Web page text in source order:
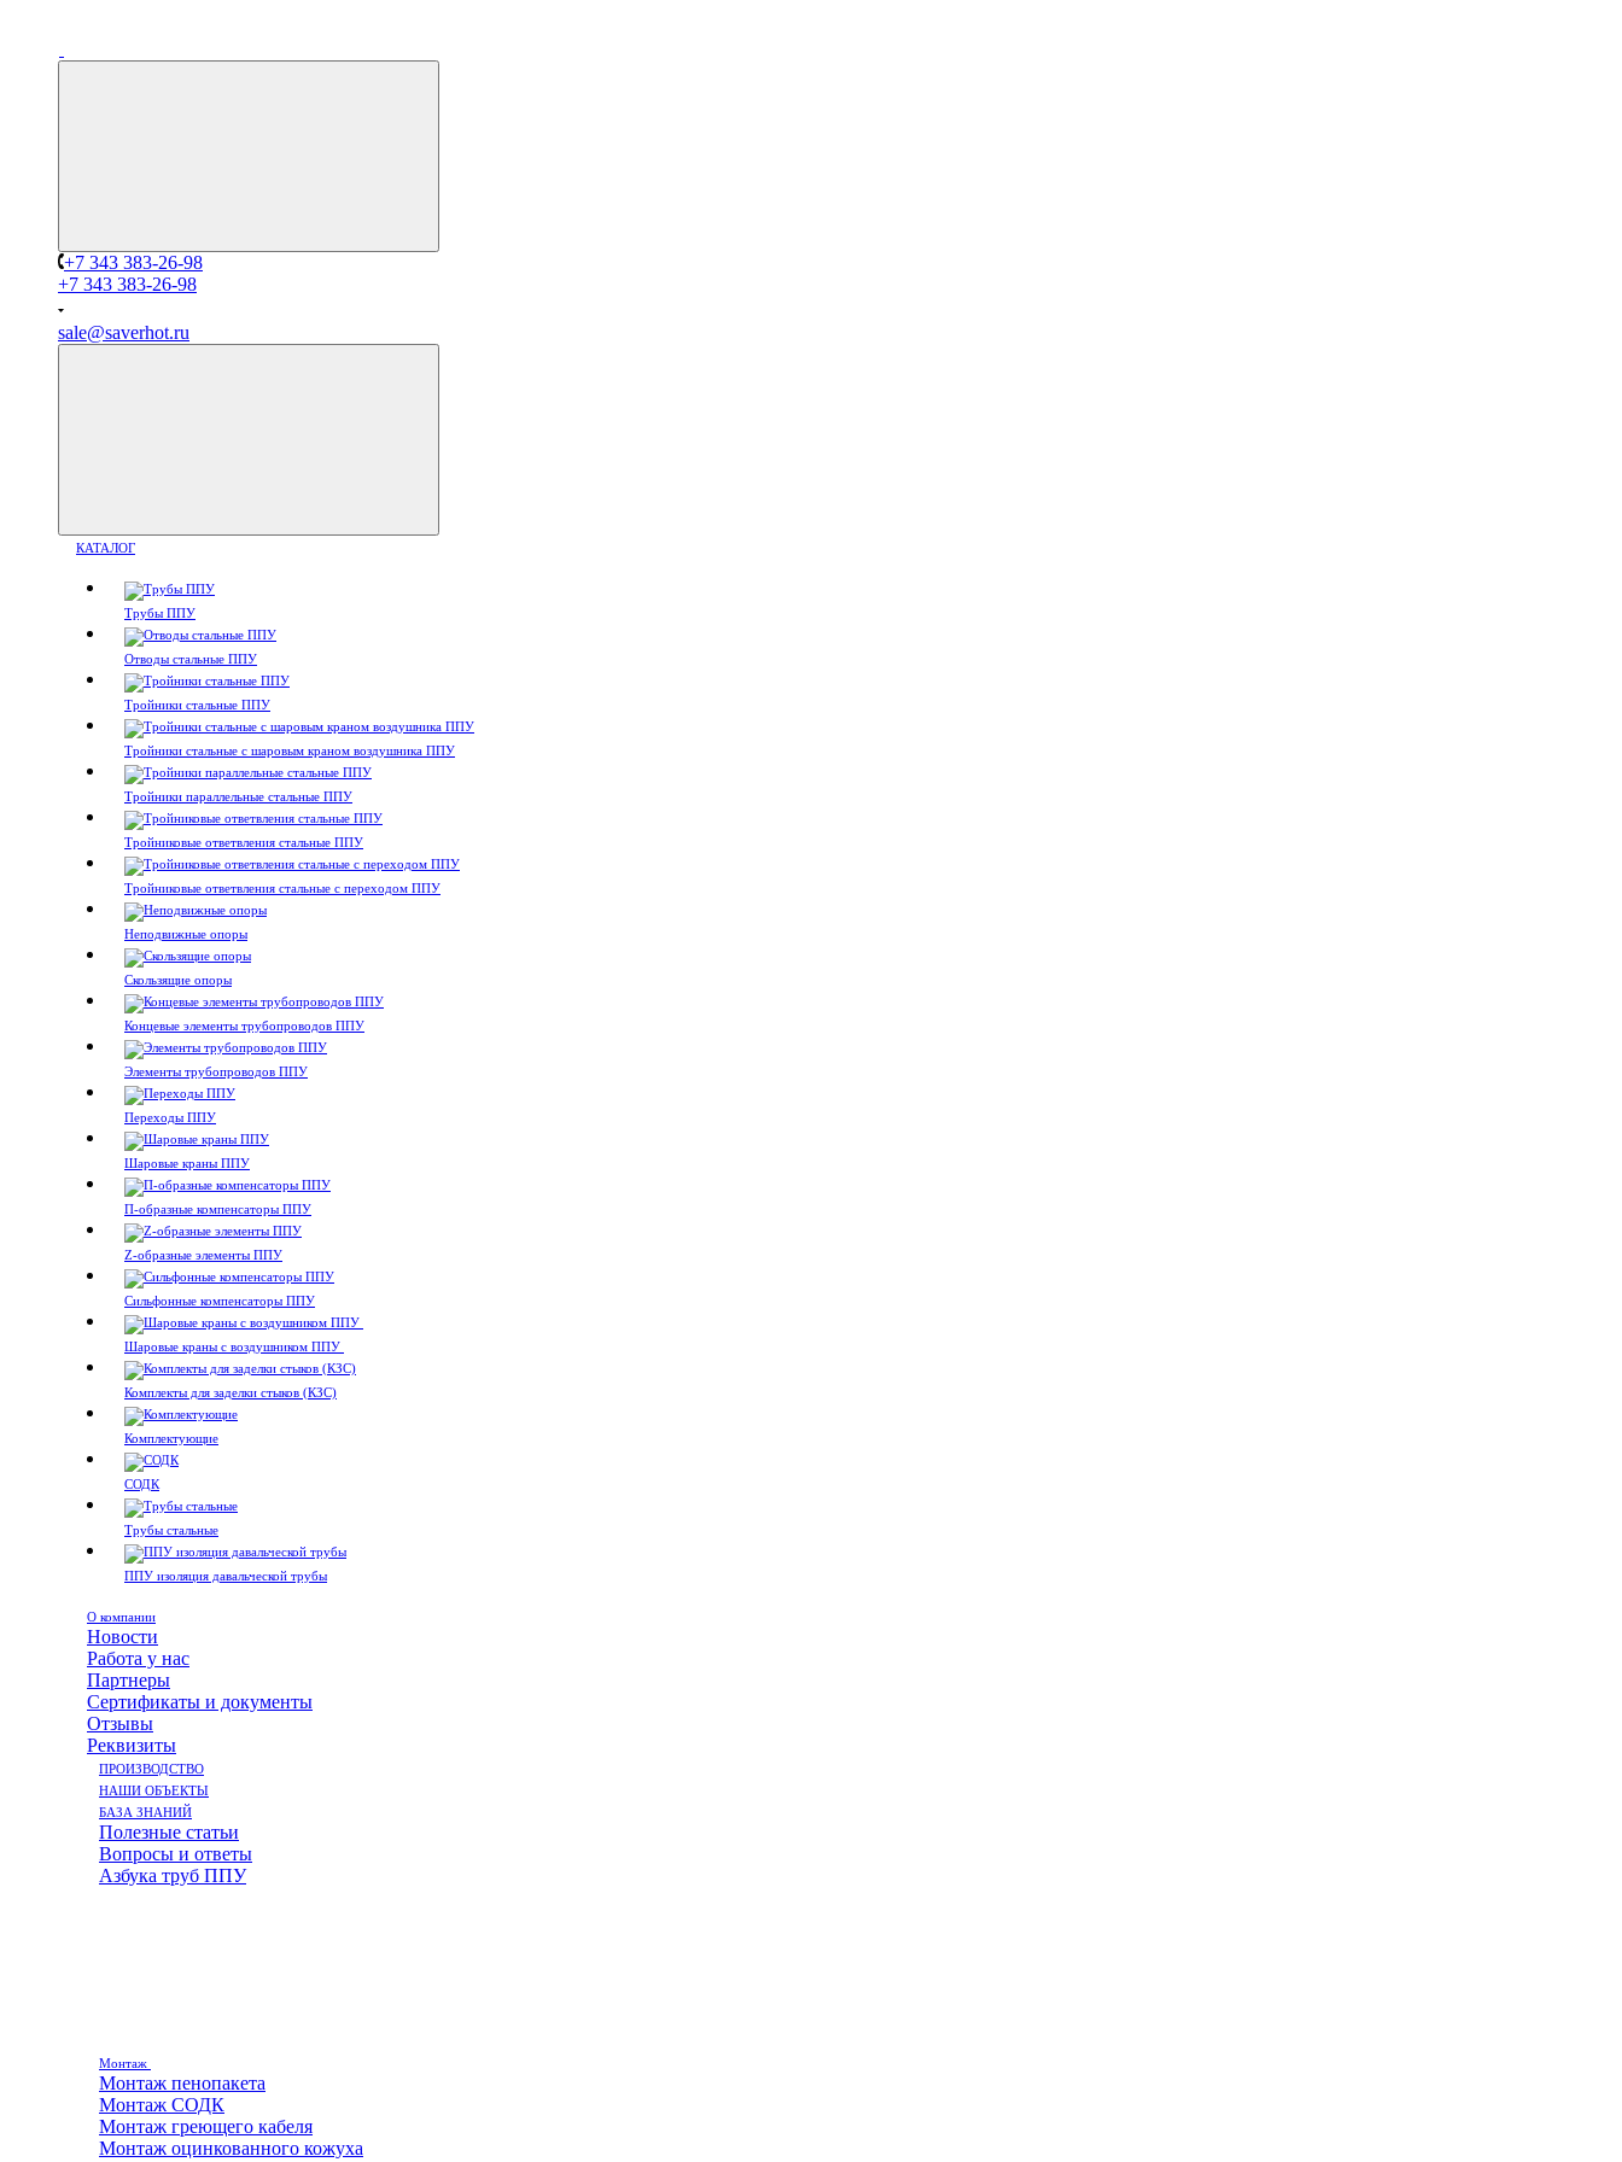
+7 343 383-26-98
+7 343 383-26-98
sale@saverhot.ru
КАТАЛОГ
Трубы ППУ
Отводы стальные ППУ
Тройники стальные ППУ
Тройники стальные с шаровым краном воздушника ППУ
Тройники параллельные стальные ППУ
Тройниковые ответвления стальные ППУ
Тройниковые ответвления стальные с переходом ППУ
Неподвижные опоры
Скользящие опоры
Концевые элементы трубопроводов ППУ
Элементы трубопроводов ППУ
Переходы ППУ
Шаровые краны ППУ
П-образные компенсаторы ППУ
Z-образные элементы ППУ
Сильфонные компенсаторы ППУ
Шаровые краны с воздушником ППУ
Комплекты для заделки стыков (КЗС)
Комплектующие
СОДК
Трубы стальные
ППУ изоляция давальческой трубы
О компании
Новости
Работа у нас
Партнеры
Сертификаты и документы
Отзывы
Реквизиты
ПРОИЗВОДСТВО
НАШИ ОБЪЕКТЫ
БАЗА ЗНАНИЙ
Полезные статьи
Вопросы и ответы
Азбука труб ППУ
Монтаж
Монтаж пенопакета
Монтаж СОДК
Монтаж греющего кабеля
Монтаж оцинкованного кожуха